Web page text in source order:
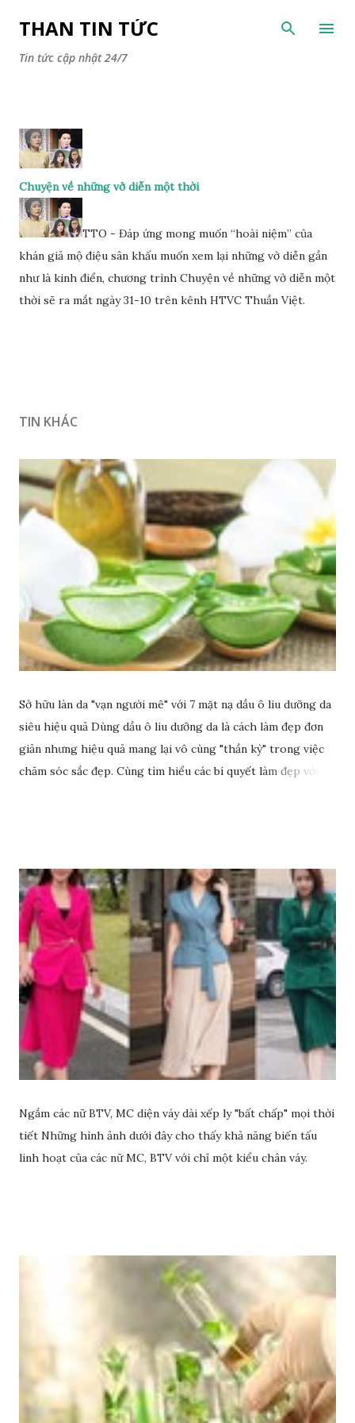
Chuyển đến nội dung chính
THAN TIN TỨC
Tin tức cập nhật 24/7
Chuyện về những vở diễn một thời
TTO - Đáp ứng mong muốn “hoài niệm” của
khán giả mộ điệu sân khấu muốn xem lại những vở diễn gần
như là kinh điển, chương trình Chuyện về những vở diễn một
thời sẽ ra mắt ngày 31-10 trên kênh HTVC Thuần Việt.
TIN KHÁC
Sở hữu làn da "vạn người mê" với 7 mặt nạ dầu ô liu dưỡng da
siêu hiệu quả Dùng dầu ô liu dưỡng da là cách làm đẹp đơn
giản nhưng hiệu quả mang lại vô cùng "thần kỳ" trong việc
chăm sóc sắc đẹp. Cùng tìm hiểu các bí quyết làm đẹp với
Ngắm các nữ BTV, MC diện váy dài xếp ly "bất chấp" mọi thời
tiết Những hình ảnh dưới đây cho thấy khả năng biến tấu
linh hoạt của các nữ MC, BTV với chỉ một kiểu chân váy.